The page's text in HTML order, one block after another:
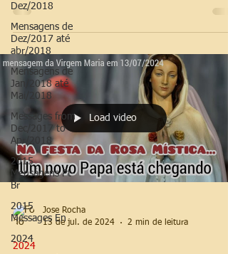
Dez/2018
Mensagens de
Dez/2017 até
abr/2018
Mensagens de
Jan/2018 até
Mai/2018
Messages from
Dec/2017 to
Apr/2018
2015
Mensagens Pt-
Br
2015
Messages En
2024
Load video
Jose Rocha
13 de jul. de 2024
2 min de leitura
2024